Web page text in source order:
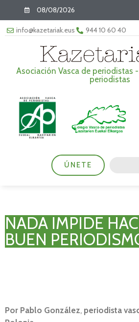
08/08/2026
info@kazetariak.eus 944 10 60 40
Asociación Vasca de periodistas
periodistas
ÚNETE
NADA IMPIDE
BUEN
Por Pablo González, periodista